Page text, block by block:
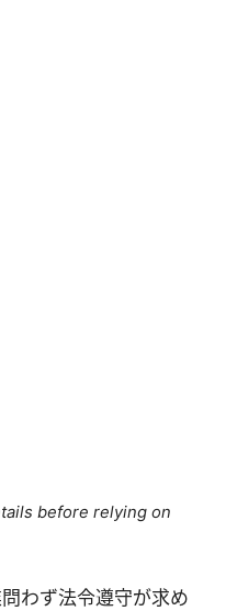
before relying on
わず法令遵守が求め